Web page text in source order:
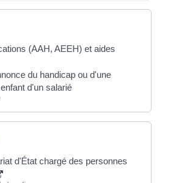
(AAH, AEEH) et aides
du handicap ou d'une
d'un salarié
d'État chargé des personnes